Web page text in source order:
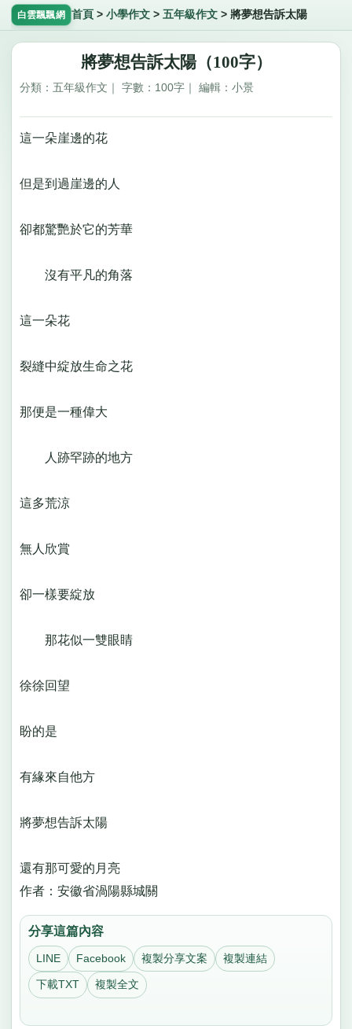
白雲飄飄網 首頁 > 小學作文> 五年級作文> 將夢想告訴太陽
將夢想告訴太陽（100字）
分類：五年級作文｜ 字數：100字｜ 編輯：小景
這一朵崖邊的花
但是到過崖邊的人
卻都驚艷於它的芳華
沒有平凡的角落
這一朵花
裂縫中綻放生命之花
那便是一種偉大
人跡罕跡的地方
這多荒涼
無人欣賞
卻一樣要綻放
那花似一雙眼睛
徐徐回望
盼的是
有緣來自他方
將夢想告訴太陽
還有那可愛的月亮
作者：安徽省渦陽縣城關
分享這篇內容
LINE Facebook 複製分享文案 複製連結
下載TXT 複製全文